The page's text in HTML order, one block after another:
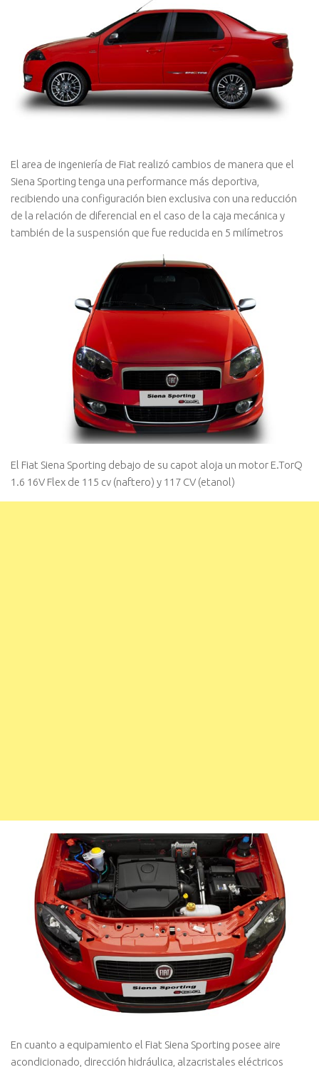
El area de ingeniería de Fiat realizó cambios de manera que el
Siena Sporting tenga una performance más deportiva,
recibiendo una configuración bien exclusiva con una reducción
de la relación de diferencial en el caso de la caja mecánica y
también de la suspensión que fue reducida en 5 milímetros
El Fiat Siena Sporting debajo de su capot aloja un motor E.TorQ
1.6 16V Flex de 115 cv (naftero) y 117 CV (etanol)
En cuanto a equipamiento el Fiat Siena Sporting posee aire
acondicionado, dirección hidráulica, alzacristales eléctricos